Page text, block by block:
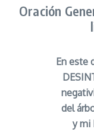
Oración
En este
del
y mi